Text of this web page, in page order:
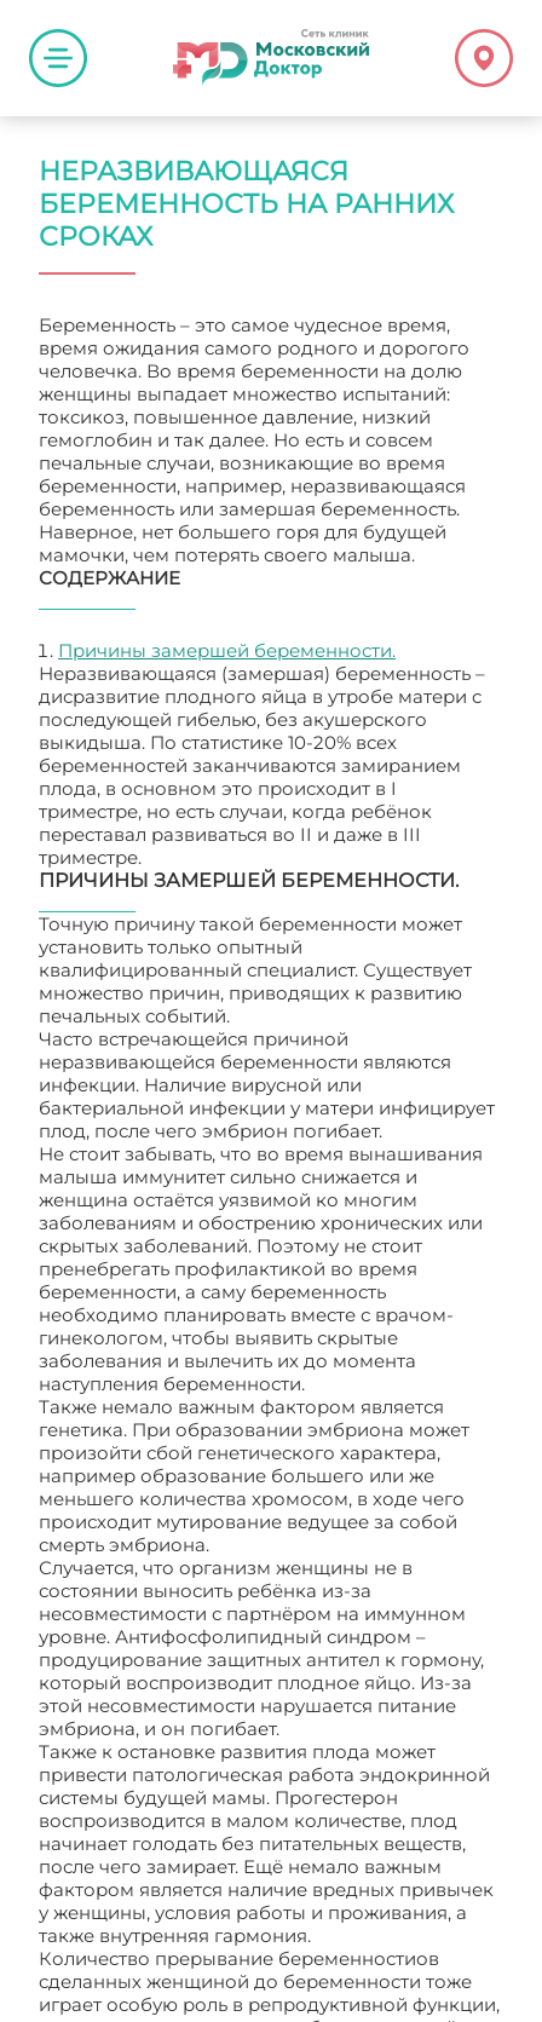
НЕРАЗВИВАЮЩАЯСЯ
БЕРЕМЕННОСТЬ НА РАННИХ
СРОКАХ
Беременность – это самое чудесное время,
время ожидания самого родного и дорогого
человечка. Во время беременности на долю
женщины выпадает множество испытаний:
токсикоз, повышенное давление, низкий
гемоглобин и так далее. Но есть и совсем
печальные случаи, возникающие во время
беременности, например, неразвивающаяся
беременность или замершая беременность.
Наверное, нет большего горя для будущей
мамочки, чем потерять своего малыша.
СОДЕРЖАНИЕ
Причины замершей беременности.
Неразвивающаяся (замершая) беременность –
дисразвитие плодного яйца в утробе матери с
последующей гибелью, без акушерского
выкидыша. По статистике 10-20% всех
беременностей заканчиваются замиранием
плода, в основном это происходит в I
триместре, но есть случаи, когда ребёнок
переставал развиваться во II и даже в III
триместре.
ПРИЧИНЫ ЗАМЕРШЕЙ БЕРЕМЕННОСТИ.
Точную причину такой беременности может
установить только опытный
квалифицированный специалист. Существует
множество причин, приводящих к развитию
печальных событий.
Часто встречающейся причиной
неразвивающейся беременности являются
инфекции. Наличие вирусной или
бактериальной инфекции у матери инфицирует
плод, после чего эмбрион погибает.
Не стоит забывать, что во время вынашивания
малыша иммунитет сильно снижается и
женщина остаётся уязвимой ко многим
заболеваниям и обострению хронических или
скрытых заболеваний. Поэтому не стоит
пренебрегать профилактикой во время
беременности, а саму беременность
необходимо планировать вместе с врачом-
гинекологом, чтобы выявить скрытые
заболевания и вылечить их до момента
наступления беременности.
Также немало важным фактором является
генетика. При образовании эмбриона может
произойти сбой генетического характера,
например образование большего или же
меньшего количества хромосом, в ходе чего
происходит мутирование ведущее за собой
смерть эмбриона.
Случается, что организм женщины не в
состоянии выносить ребёнка из-за
несовместимости с партнёром на иммунном
уровне. Антифосфолипидный синдром –
продуцирование защитных антител к гормону,
который воспроизводит плодное яйцо. Из-за
этой несовместимости нарушается питание
эмбриона, и он погибает.
Также к остановке развития плода может
привести патологическая работа эндокринной
системы будущей мамы. Прогестерон
воспроизводится в малом количестве, плод
начинает голодать без питательных веществ,
после чего замирает. Ещё немало важным
фактором является наличие вредных привычек
у женщины, условия работы и проживания, а
также внутренняя гармония.
Количество прерывание беременностиов
сделанных женщиной до беременности тоже
играет особую роль в репродуктивной функции,